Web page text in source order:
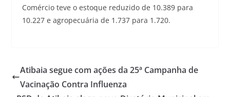
Comércio teve o estoque reduzido de 10.389 para
10.227 e agropecuária de 1.737 para 1.720.
Atibaia segue com ações da 25ª Campanha de
Vacinação Contra Influenza